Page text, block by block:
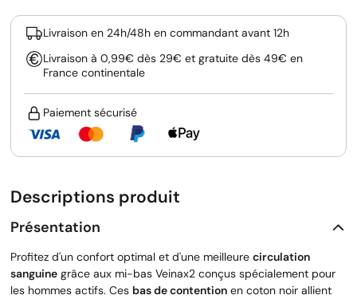
Livraison en 24h/48h en commandant avant 12h
Livraison à 0,99€ dès 29€ et gratuite dès 49€ en
France continentale
Paiement sécurisé
Descriptions produit
Présentation
Profitez d'un confort optimal et d'une meilleure circulation
sanguine grâce aux mi-bas Veinax2 conçus spécialement pour
les hommes actifs. Ces bas de contention en coton noir allient